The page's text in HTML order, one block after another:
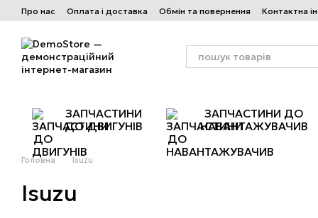
Перейти до основного контенту
Про нас Оплата і доставка Обмін та повернення Контактна
ЗАПЧАСТИНИ
ДО ДВИГУНІВ
ЗАПЧАСТИНИ ДО
НАВАНТАЖУВАЧИВ
Головна Isuzu
Isuzu